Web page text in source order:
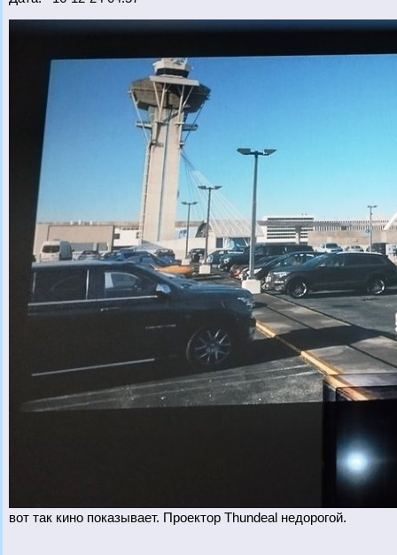
вот так кино показывает. Проектор Thundeal недорогой.